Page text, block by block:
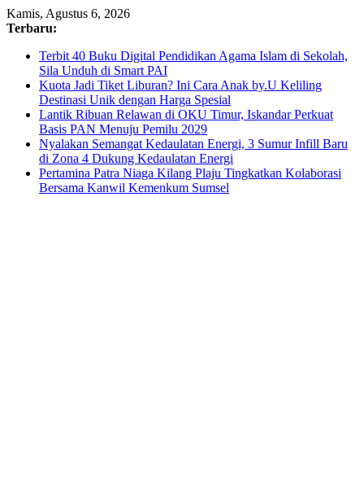
Skip
to
Kamis, Agustus 6, 2026
Terbaru:
Terbit 40 Buku Digital Pendidikan Agama Islam di Sekolah,
Sila Unduh di Smart PAI
Kuota Jadi Tiket Liburan? Ini Cara Anak by.U Keliling
Destinasi Unik dengan Harga Spesial
Lantik Ribuan Relawan di OKU Timur, Iskandar Perkuat
Basis PAN Menuju Pemilu 2029
Nyalakan Semangat Kedaulatan Energi, 3 Sumur Infill Baru
di Zona 4 Dukung Kedaulatan Energi
Pertamina Patra Niaga Kilang Plaju Tingkatkan Kolaborasi
Bersama Kanwil Kemenkum Sumsel